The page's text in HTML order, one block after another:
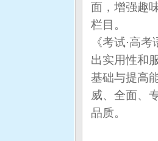
面，增强趣
栏目。
《考试·高
出实用性和
基础与提高
威、全面、
品质。